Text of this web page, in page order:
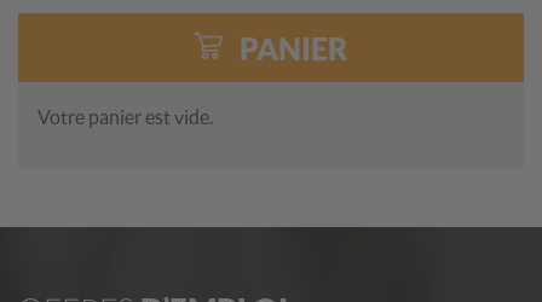
PANIER
Votre panier est vide.